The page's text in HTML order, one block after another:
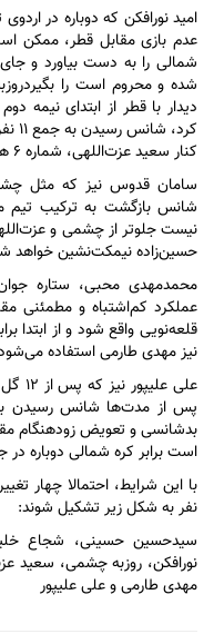
امید نورافکن که دوباره در
عدم بازی مقابل قطر، ممکن
شمالی را به دست بیاورد و
شده و محروم است را
کنار سعید عزت‌اللهی، شماره ۶ همیشگی ایران استفاده خواهد شد.
سامان قدوس نیز که مثل
شانس بازگشت به ترکیب تیم
نیست جلوتر از چشمی و
حسین‌زاده نیمکت‌نشین خواهد
محمدمهدی محبی، ستاره
عملکرد کم‌اشتباه و مطمئنی
قلعه‌نویی واقع شود و از
نیز مهدی طارمی استفاده
علی
پس از مدت‌ها شانس رسیدن
بدشانسی و تعویض زودهنگام
است برابر کره شمالی دوباره در جمع ۱۱ نفر اصلی
نفر به شکل زیر تشکیل شوند:
سیدحسین حسینی، شجاع
نورافکن، روزبه چشمی، سعید
مهدی طارمی و علی علیپور